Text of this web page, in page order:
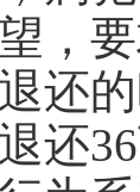
，
还
还